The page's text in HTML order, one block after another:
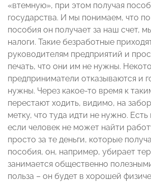
«втемную», при этом получая
государства. И мы понимаем, что
пособия он получает за наш счет,
налоги. Такие безработные
руководителям предприятий и
печать, что они им не нужны.
предприниматели отказываются и
нужны. Через какое-то время к
перестают ходить, видимо, на
метку, что туда идти не нужно.
если человек не может найти
просто за те деньги, которые
пособия, он, например, убирает
занимается общественно
польза – он будет в хорошей